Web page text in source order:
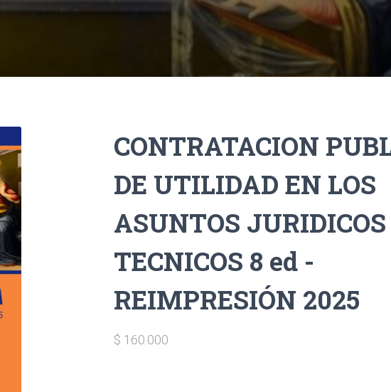
CONTRATACION
DE UTILIDAD EN LOS
ASUNTOS
TECNICOS 8 ed -
REIMPRESIÓN 2025
$ 160.000